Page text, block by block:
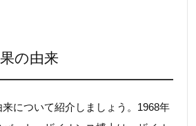
の由来
について紹介しましょう。1968年